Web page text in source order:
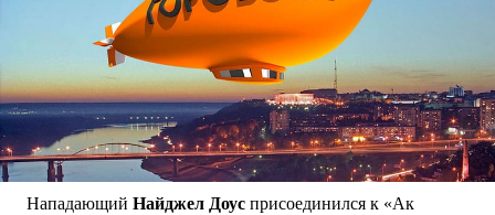
Нападающий Найджел Доус присоединился к «Ак